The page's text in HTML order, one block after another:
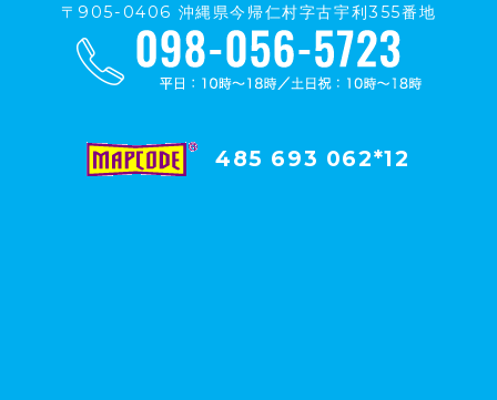
〒905-0406 沖縄県今帰仁村字古宇利355番地
485 693 062*12